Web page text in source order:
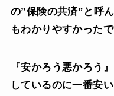
の”保険の共済”と呼
もわかりやすかったで
『安かろう悪かろう
しているのに一番安